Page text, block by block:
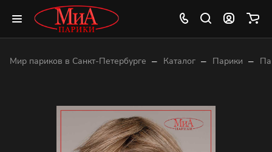
Мир париков в Санкт-Петербурге – Каталог – Парики –